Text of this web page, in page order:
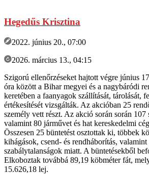
Hegedűs Krisztina
2022. június 20., 07:00
2026. március 13., 04:15
Szigorú ellenőrzéseket hajtott végre június
óra között a Bihar megyei és a nagybáródi
keretében a faanyagok szállítását, tárolását,
értékesítését vizsgálták. Az akcióban 25
személy vett részt. Az akció során során 107
valamint 80 járművet és hat kereskedelmi
Összesen 25 büntetést osztottak ki, többek
kihágások, csend- és rendháborítás,
szabálytalanságok miatt. A büntetésekből
Elkoboztak továbbá 89,19 köbméter fát,
15.626,18 lej.